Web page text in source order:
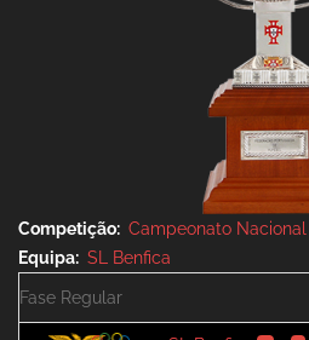
Competição
Campeonato Nacional
Equipa
SL Benfica
Fase Regular